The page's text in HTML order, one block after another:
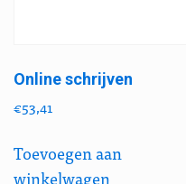
Online schrijven
€53,41
Toevoegen aan
winkelwagen